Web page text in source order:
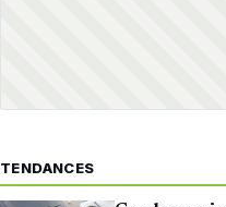
TENDANCES